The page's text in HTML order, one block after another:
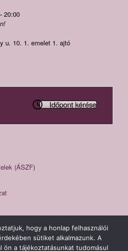
20:00
u. 10. 1. emelet 1. ajtó
Időpont kérése
(ÁSZF)
hogy a honlap felhasználói
sütiket alkalmazunk. A
ön a tájékoztatásunkat tudomásul